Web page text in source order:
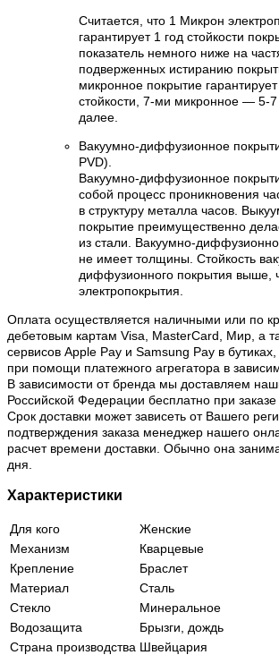
Считается, что 1 Микрон
гарантирует 1 год стойкости
показатель немного ниже на
подверженных истиранию
микронное покрытие
стойкости, 7-ми микронное — 5-7
далее.
Вакуумно-диффузионное
PVD).
Вакуумно-диффузионное
собой процесс проникновения
в структуру металла часов.
покрытие преимущественно
из стали. Вакуумно-
не имеет толщины. Стойкость
диффузионного покрытия выше,
электропокрытия.
Оплата осуществляется наличными или по
дебетовым картам Visa, MasterCard, Мир, а
сервисов Apple Pay и Samsung Pay в
при помощи платежного агрегатора в
В зависимости от бренда мы доставляем
Российской Федерации бесплатно при заказе
Срок доставки может зависеть от Вашего
подтверждения заказа менеджер нашего
расчет времени доставки. Обычно она
дня.
Характеристики
Для кого
Женские
Механизм
Кварцевые
Крепление
Браслет
Материал
Сталь
Стекло
Минеральное
Водозащита
Брызги, дождь
Страна производства Швейцария